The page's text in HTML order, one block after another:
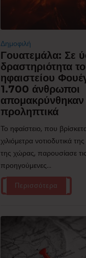
Δημοφιλή
Γουατεμάλα: Σε
δραστηριότητα
ηφαιστείου
1.700 άνθρωποι
απομακρύνθηκαν
προληπτικά
Το ηφαίστειο, που
χιλιόμετρα νοτιοδυτικά
της χώρας, παρουσίασε τις
προηγούμενες...
Περισσότερα